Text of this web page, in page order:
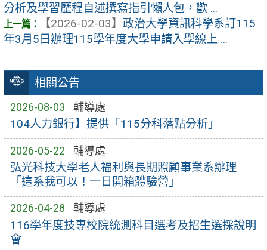
相關公告
2026-08-03 輔導處
104人力銀行】提供「115分科落點分析」
2026-05-22 輔導處
弘光科技大學老人福利與長期照顧事業系辦理
「這系我可以！一日開箱體驗營」
2026-04-28 輔導處
116學年度技專校院統測科目選考及招生選採說明
會
分析及學習歷程自述撰寫指引懶人包，歡 ...
【2026-02-03】 政治大學資訊科學系訂115
年3月5日辦理115學年度大學申請入學線上 ...